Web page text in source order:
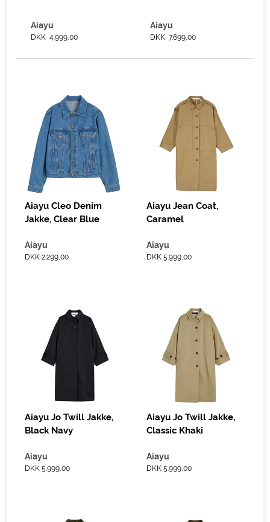
Aiayu
DKK 4.999,00
Aiayu
DKK 7.699,00
Aiayu Cleo Denim
Jakke, Clear Blue
Aiayu
DKK 2.299,00
Aiayu Jean Coat,
Caramel
Aiayu
DKK 5.999,00
Aiayu Jo Twill Jakke,
Black Navy
Aiayu
DKK 5.999,00
Aiayu Jo Twill Jakke,
Classic Khaki
Aiayu
DKK 5.999,00